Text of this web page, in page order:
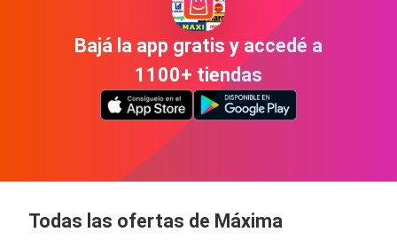
Bajá la app gratis y accedé a
1100+ tiendas
Todas las ofertas de Máxima